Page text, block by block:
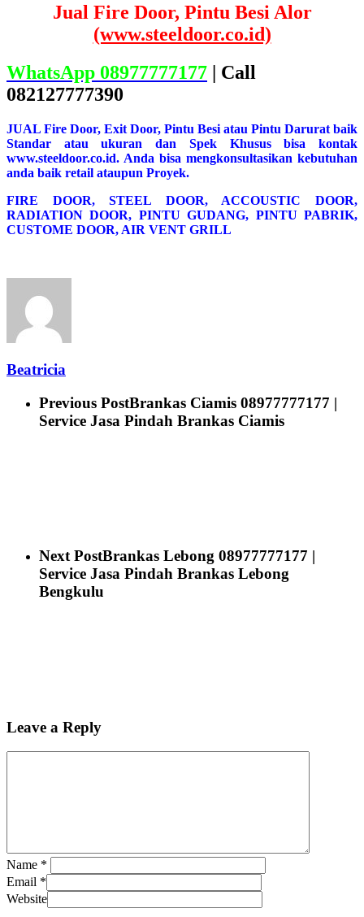
Jual Fire Door, Pintu Besi Alor
(www.steeldoor.co.id)
WhatsApp 08977777177 | Call
082127777390
JUAL Fire Door, Exit Door, Pintu Besi atau Pintu Darurat baik
Standar atau ukuran dan Spek Khusus bisa kontak
www.steeldoor.co.id. Anda bisa mengkonsultasikan kebutuhan
anda baik retail ataupun Proyek.
FIRE DOOR, STEEL DOOR, ACCOUSTIC DOOR,
RADIATION DOOR, PINTU GUDANG, PINTU PABRIK,
CUSTOME DOOR, AIR VENT GRILL
Beatricia
Previous PostBrankas Ciamis 08977777177 |
Service Jasa Pindah Brankas Ciamis
Next PostBrankas Lebong 08977777177 |
Service Jasa Pindah Brankas Lebong
Bengkulu
Leave a Reply
Name *
Email *
Website